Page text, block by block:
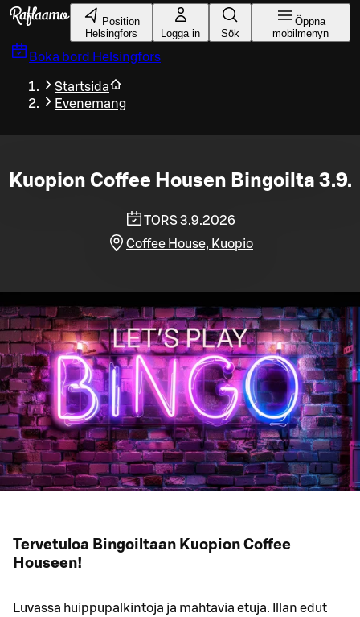
Gå till huvudinnehållet
Position
Helsingfors
Logga in Sök
Öppna
mobilmenyn
Boka bord Helsingfors
Startsida
Evenemang
Kuopion Coffee Housen Bingoilta 3.9.
TORS 3.9.2026
Coffee House, Kuopio
Tervetuloa Bingoiltaan Kuopion Coffee
Houseen!
Luvassa huippupalkintoja ja mahtavia etuja. Illan edut